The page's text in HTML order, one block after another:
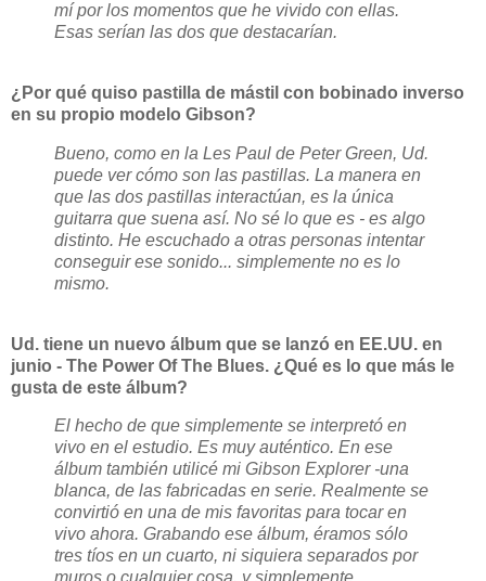
mí por los momentos que he vivido con ellas.
Esas serían las dos que destacarían.
¿Por qué quiso pastilla de mástil con bobinado inverso
en su propio modelo Gibson?
Bueno, como en la Les Paul de Peter Green, Ud.
puede ver cómo son las pastillas. La manera en
que las dos pastillas interactúan, es la única
guitarra que suena así. No sé lo que es - es algo
distinto. He escuchado a otras personas intentar
conseguir ese sonido... simplemente no es lo
mismo.
Ud. tiene un nuevo álbum que se lanzó en EE.UU. en
junio - The Power Of The Blues. ¿Qué es lo que más le
gusta de este álbum?
El hecho de que simplemente se interpretó en
vivo en el estudio. Es muy auténtico. En ese
álbum también utilicé mi Gibson Explorer -una
blanca, de las fabricadas en serie. Realmente se
convirtió en una de mis favoritas para tocar en
vivo ahora. Grabando ese álbum, éramos sólo
tres tíos en un cuarto, ni siquiera separados por